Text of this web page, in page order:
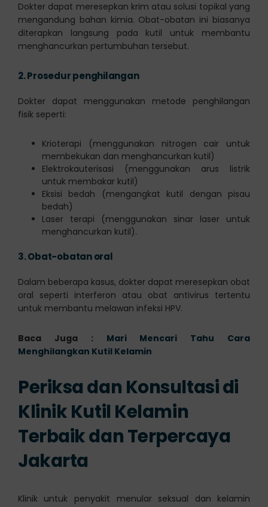
Dokter dapat meresepkan krim atau solusi topikal yang
mengandung bahan kimia. Obat-obatan ini biasanya
diterapkan langsung pada kutil untuk membantu
menghancurkan pertumbuhan tersebut.
2.Prosedur penghilangan
Dokter dapat menggunakan metode penghilangan
fisik seperti:
Krioterapi (menggunakan nitrogen cair untuk
membekukan dan menghancurkan kutil)
Elektrokauterisasi (menggunakan arus listrik
untuk membakar kutil)
Eksisi bedah (mengangkat kutil dengan pisau
bedah)
Laser terapi (menggunakan sinar laser untuk
menghancurkan kutil).
3.Obat-obatan oral
Dalam beberapa kasus, dokter dapat meresepkan obat
oral seperti interferon atau obat antivirus tertentu
untuk membantu melawan infeksi HPV.
Baca Juga : Mari Mencari Tahu Cara
Menghilangkan Kutil Kelamin
Periksa dan Konsultasi di
Klinik Kutil Kelamin
Terbaik dan Terpercaya
Jakarta
Klinik untuk penyakit menular seksual dan kelamin